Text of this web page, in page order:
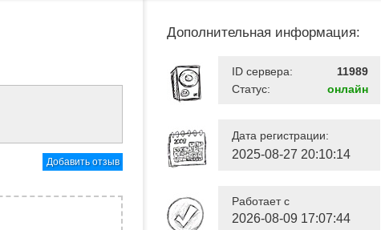
Добавить отзыв
Дополнительная информация:
ID сервера:
11989
Статус:
онлайн
Дата регистрации:
2025-08-27 20:10:14
Работает с
2026-08-09 17:07:44